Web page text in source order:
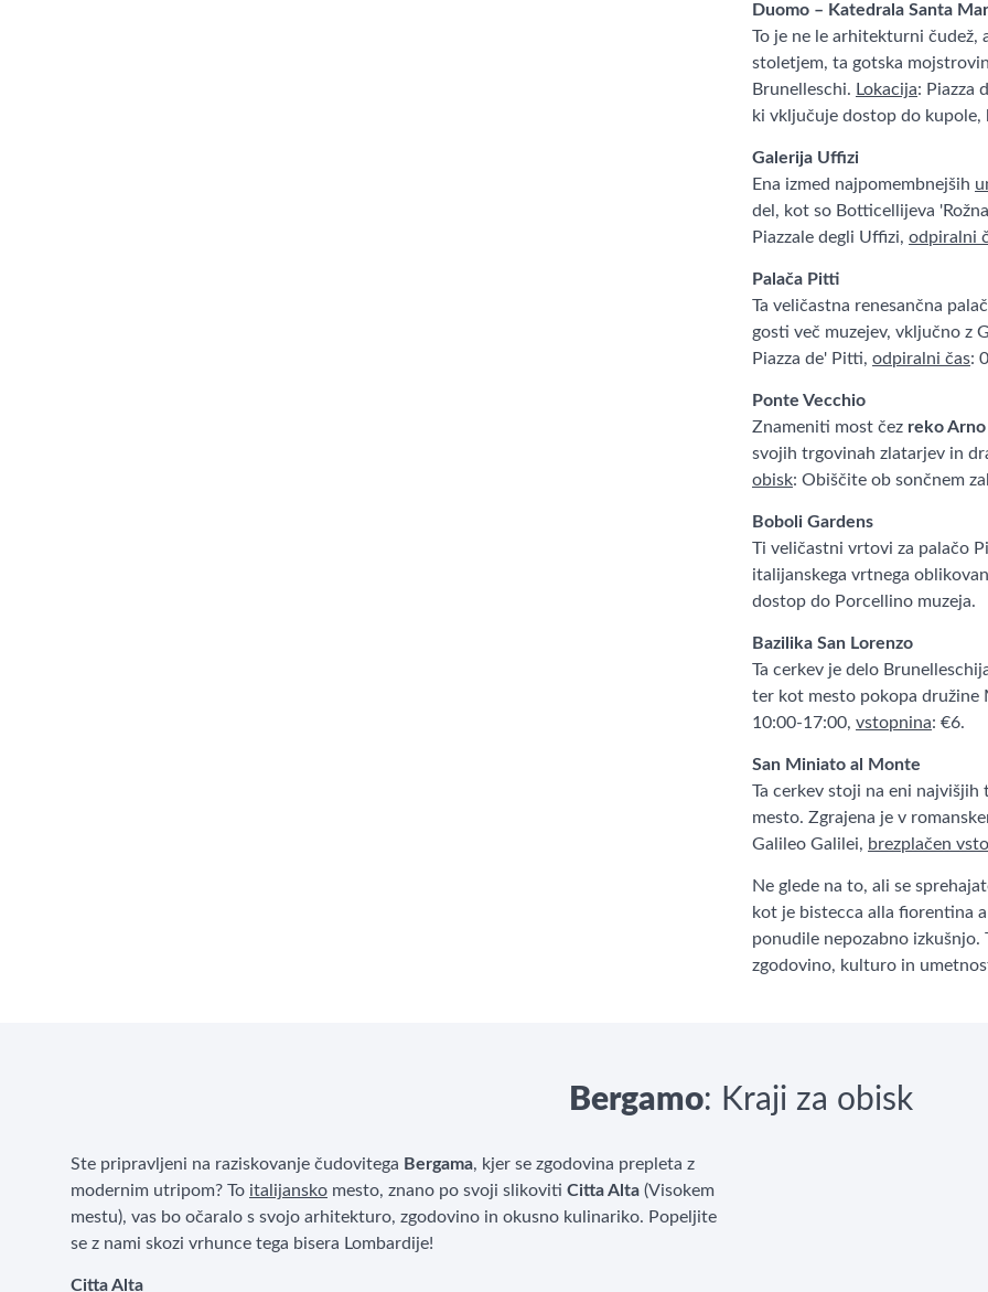
Duomo – Katedrala Santa
To je ne le arhitekturni
stoletjem, ta gotska
Brunelleschi. Lokacija: Piazza
ki vključuje dostop do
Galerija Uffizi
Ena izmed najpomembnejših
del, kot so Botticellijeva
Piazzale degli Uffizi, odpiralni
Palača Pitti
Ta veličastna renesančna
gosti več muzejev, vključno z
Piazza de' Pitti, odpiralni čas:
Ponte Vecchio
Znameniti most čez reko Arno
svojih trgovinah zlatarjev in
obisk: Obiščite ob sončnem
Boboli Gardens
Ti veličastni vrtovi za palačo
italijanskega vrtnega
dostop do Porcellino muzeja.
Bazilika San Lorenzo
Ta cerkev je delo
ter kot mesto pokopa družine
10:00-17:00, vstopnina: €6.
San Miniato al Monte
Ta cerkev stoji na eni
mesto. Zgrajena je v
Galileo Galilei, brezplačen
Ne glede na to, ali se
kot je bistecca alla fiorentina
ponudile nepozabno izkušnjo.
zgodovino, kulturo in
Bergamo: Kraji za obisk
Ste pripravljeni na raziskovanje čudovitega Bergama, kjer se zgodovina prepleta z
modernim utripom? To italijansko mesto, znano po svoji slikoviti Citta Alta (Visokem
mestu), vas bo očaralo s svojo arhitekturo, zgodovino in okusno kulinariko. Popeljite
se z nami skozi vrhunce tega bisera Lombardije!
Citta Alta